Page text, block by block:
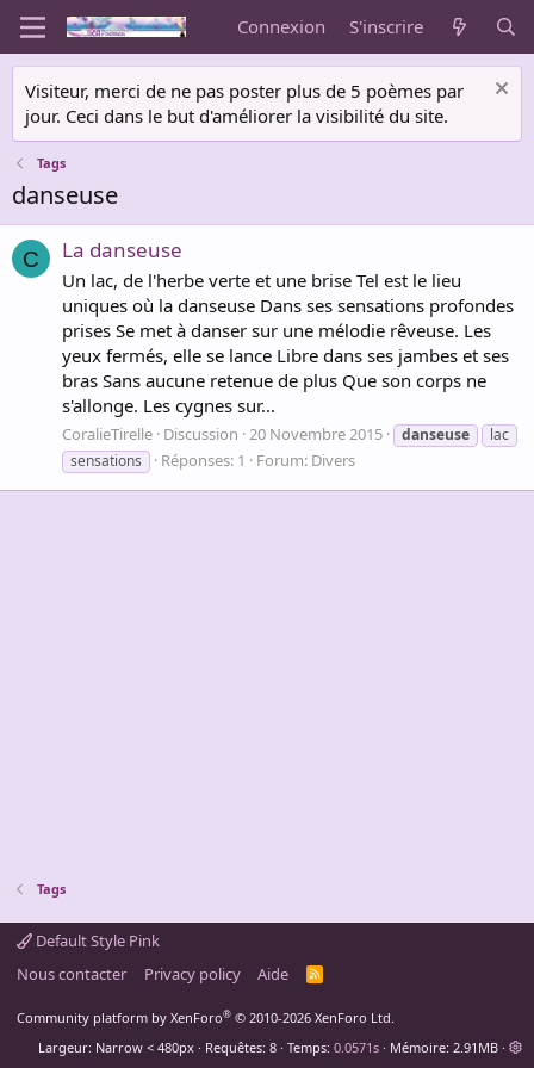
Connexion S'inscrire
Visiteur, merci de ne pas poster plus de 5 poèmes par
jour. Ceci dans le but d'améliorer la visibilité du site.
Tags
danseuse
C La danseuse
Un lac, de l'herbe verte et une brise Tel est le lieu
uniques où la danseuse Dans ses sensations profondes
prises Se met à danser sur une mélodie rêveuse. Les
yeux fermés, elle se lance Libre dans ses jambes et ses
bras Sans aucune retenue de plus Que son corps ne
s'allonge. Les cygnes sur...
CoralieTirelle Discussion 20 Novembre 2015 danseuse
lac
sensations
Réponses: 1 Forum: Divers
Tags
Default Style Pink
Nous contacter
Privacy policy Aide
R
Community platform by XenForo® © 2010-2026 XenForo Ltd.
Largeur
Requêtes 8 Temps 0.0571s Mémoire 2.91MB